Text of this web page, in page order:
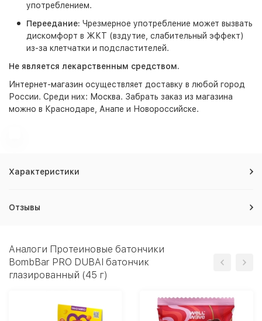
употреблением.
Переедание: Чрезмерное употребление может вызвать
дискомфорт в ЖКТ (вздутие, слабительный эффект)
из-за клетчатки и подсластителей.
Не является лекарственным средством.
Интернет-магазин осуществляет доставку в любой город
России. Среди них: Москва. Забрать заказ из магазина
можно в Краснодаре, Анапе и Новороссийске.
Характеристики
Отзывы
Аналоги Протеиновые батончики
BombBar PRO DUBAI батончик
глазированный (45 г)